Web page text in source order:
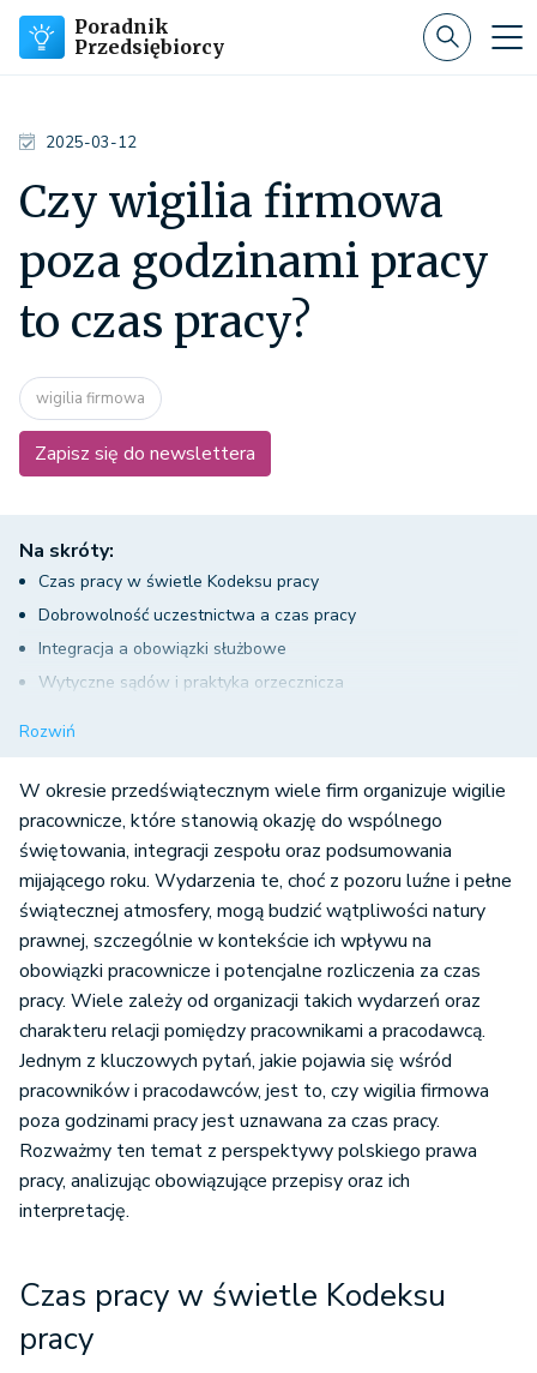
Poradnik
Przedsiębiorcy
2025-03-12
Czy wigilia firmowa
poza godzinami pracy
to czas pracy?
wigilia firmowa
Zapisz się do newslettera
Na skróty:
Czas pracy w świetle Kodeksu pracy
Dobrowolność uczestnictwa a czas pracy
Integracja a obowiązki służbowe
Wytyczne sądów i praktyka orzecznicza
Wigilia firmowa w czasie pracy a niewykonywanie pracy
Wnioski
Rozwiń
W okresie przedświątecznym wiele firm organizuje wigilie
pracownicze, które stanowią okazję do wspólnego
świętowania, integracji zespołu oraz podsumowania
mijającego roku. Wydarzenia te, choć z pozoru luźne i pełne
świątecznej atmosfery, mogą budzić wątpliwości natury
prawnej, szczególnie w kontekście ich wpływu na
obowiązki pracownicze i potencjalne rozliczenia za czas
pracy. Wiele zależy od organizacji takich wydarzeń oraz
charakteru relacji pomiędzy pracownikami a pracodawcą.
Jednym z kluczowych pytań, jakie pojawia się wśród
pracowników i pracodawców, jest to, czy wigilia firmowa
poza godzinami pracy jest uznawana za czas pracy.
Rozważmy ten temat z perspektywy polskiego prawa
pracy, analizując obowiązujące przepisy oraz ich
interpretację.
Czas pracy w świetle Kodeksu
pracy